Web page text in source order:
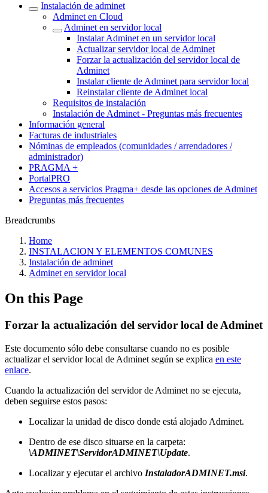
Instalación de adminet
Adminet en Cloud
Adminet en servidor local
Instalar Adminet en un servidor local
Actualizar servidor local de Adminet
Forzar la actualización del servidor local de
Adminet
Instalar cliente de Adminet para servidor local
Reinstalar cliente de Adminet local
Requisitos de instalación
Instalación de Adminet - Preguntas más frecuentes
Información general
Facturas de industriales
Nóminas de empleados (comunidades / arrendadores /
administrador)
PRAGMA +
PortalPRO
Accesos a servicios Pragma+ desde las opciones de Adminet
Preguntas más frecuentes
Breadcrumbs
Home
INSTALACION Y ELEMENTOS COMUNES
Instalación de adminet
Adminet en servidor local
On this Page
Forzar la actualización del servidor local de Adminet
Este documento sólo debe consultarse cuando no es posible
actualizar el servidor local de Adminet según se explica en este
enlace.
Cuando la actualización del servidor de Adminet no se ejecuta,
deben seguirse estos pasos:
Localizar la unidad de disco donde está alojado Adminet.
Dentro de ese disco situarse en la carpeta:
\ADMINET\ServidorADMINET\Update.
Localizar y ejecutar el archivo InstaladorADMINET.msi.